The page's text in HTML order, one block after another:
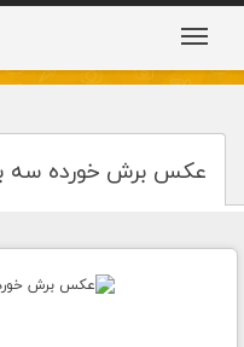
عکس برش خورده سه